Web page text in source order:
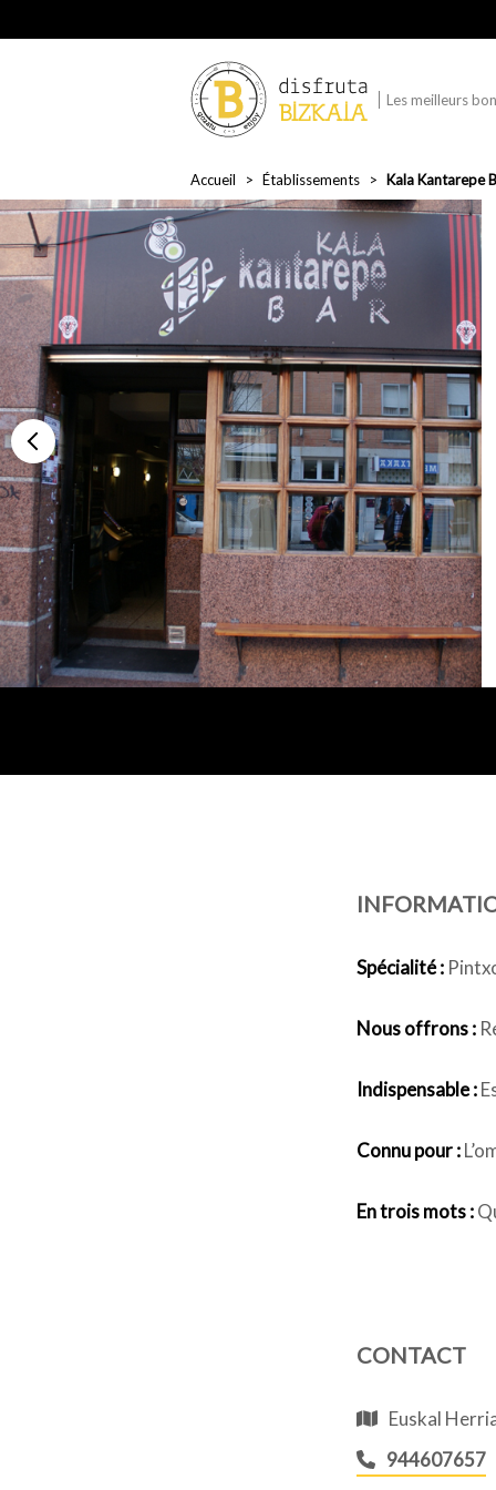
Les meilleurs
Accueil Établissements Kala Kantarepe
Spécialité :
Nous offrons :
Indispensable :
Connu pour :
En trois mots :
CONTACT
Euskal
944607657